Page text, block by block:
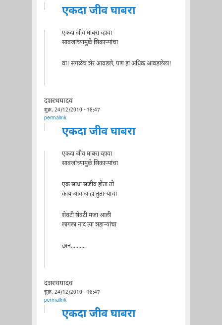
एकदा जीव घाबरा
एकदा जीव घाबरा व्हावा
सावजांच्यामुळे शिकार्‍यांचा
वा! सगळेच शेर आवडले, पण हा अधिक आवडलेला!
दशरथयादव
शुक्र, 24/12/2010 - 18:47
permalink
एकदा जीव घाबरा
एकदा जीव घाबरा व्हावा
सावजांच्यामुळे शिकार्‍यांचा
एक साधा सजीव होता तो
काय आवाज हा तुतार्‍यांचा
शेवटी शेवटी मजा आली
लागला नाद त्या शहार्‍यांचा
छान..........
दशरथयादव
शुक्र, 24/12/2010 - 18:47
permalink
एकदा जीव घाबरा